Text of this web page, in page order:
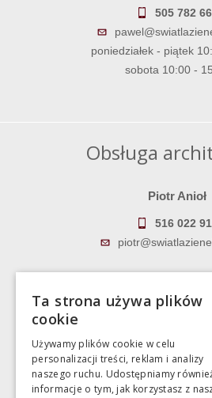
505 782
poniedziałek - piątek
sobota 10:00 -
Obsługa
Piotr Anioł
516 022
783 043 083
Ta strona używa plików
cookie
Używamy plików cookie w celu
personalizacji treści, reklam i analizy
naszego ruchu. Udostępniamy
informacje o tym, jak korzystasz z